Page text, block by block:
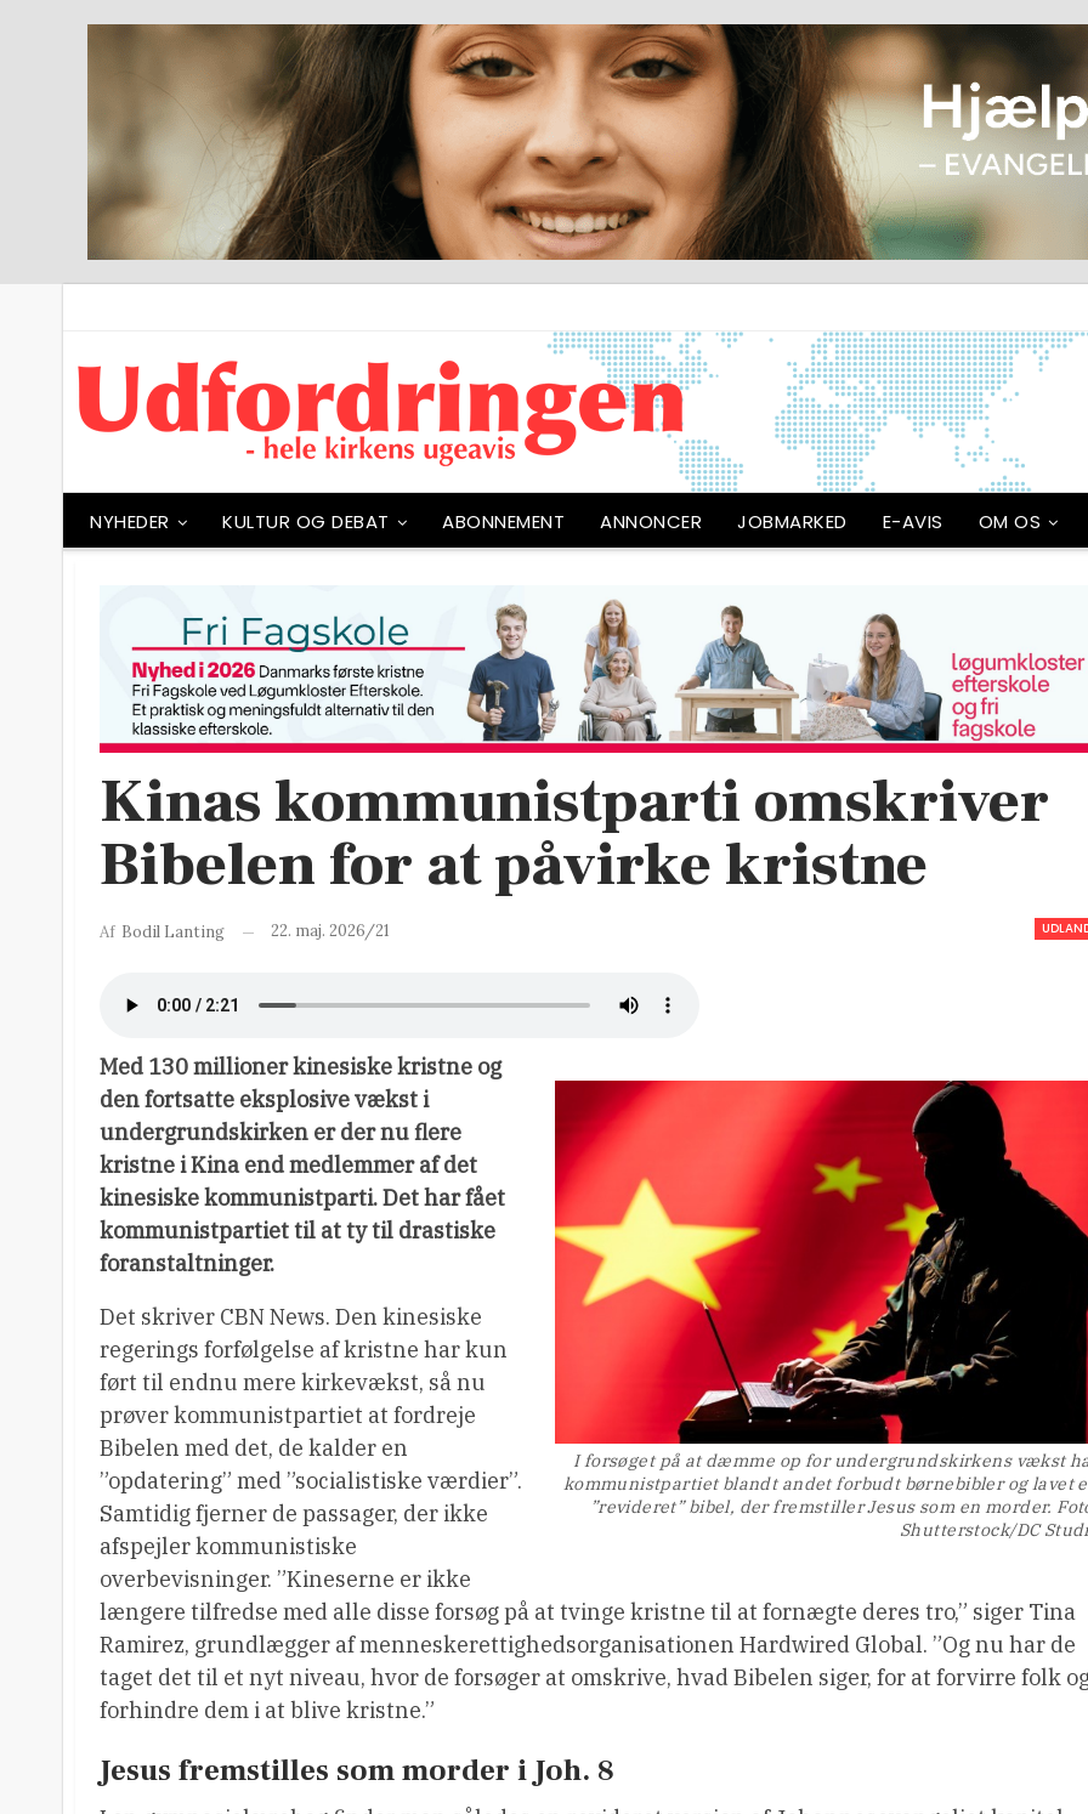
NYHEDER KULTUR OG DEBAT ABONNEMENT ANNONCER JOBMARKED E-AVIS OM OS
Kinas kommunistparti omskriver
Bibelen for at påvirke kristne
Af Bodil Lanting 22. maj. 2026/21
I forsøget på at dæmme op for undergrundskirkens vækst
kommunistpartiet blandt andet forbudt børnebibler og lavet
”revideret” bibel, der fremstiller Jesus som en morder.
Shutterstock/DC
Med 130 millioner kinesiske kristne og
den fortsatte eksplosive vækst i
undergrundskirken er der nu flere
kristne i Kina end medlemmer af det
kinesiske kommunistparti. Det har fået
kommunistpartiet til at ty til drastiske
foranstaltninger.
Det skriver CBN News. Den kinesiske
regerings forfølgelse af kristne har kun
ført til endnu mere kirkevækst, så nu
prøver kommunistpartiet at fordreje
Bibelen med det, de kalder en
”opdatering” med ”socialistiske værdier”.
Samtidig fjerner de passager, der ikke
afspejler kommunistiske
overbevisninger. ”Kineserne er ikke
længere tilfredse med alle disse forsøg på at tvinge kristne til at fornægte deres tro,” siger Tina
Ramirez, grundlægger af ​​menneskerettighedsorganisationen Hardwired Global. ”Og nu har de
taget det til et nyt niveau, hvor de forsøger at omskrive, hvad Bibelen siger, for at forvirre folk
forhindre dem i at blive kristne.”
Jesus fremstilles som morder i Joh. 8